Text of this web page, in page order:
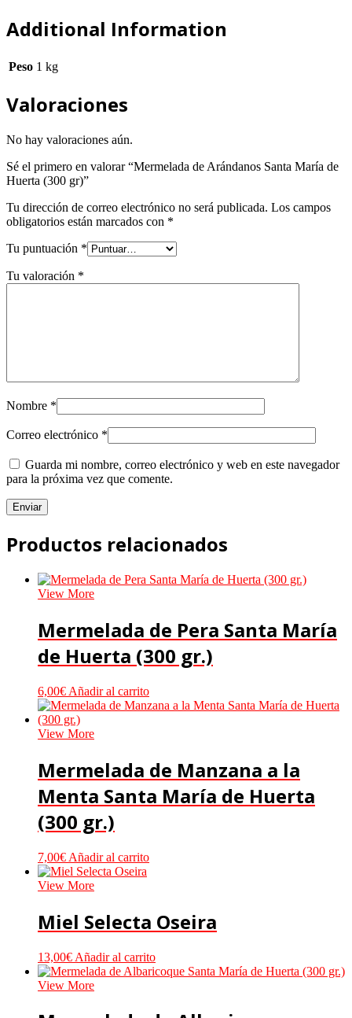
Additional Information
Peso 1 kg
Valoraciones
No hay valoraciones aún.
Sé el primero en valorar “Mermelada de Arándanos Santa María de
Huerta (300 gr)”
Tu dirección de correo electrónico no será publicada. Los campos
obligatorios están marcados con *
Tu puntuación *
Tu valoración *
Nombre *
Correo electrónico *
Guarda mi nombre, correo electrónico y web en este navegador
para la próxima vez que comente.
Productos relacionados
View More
Mermelada de Pera Santa María
de Huerta (300 gr.)
6,00€ Añadir al carrito
View More
Mermelada de Manzana a la
Menta Santa María de Huerta
(300 gr.)
7,00€ Añadir al carrito
View More
Miel Selecta Oseira
13,00€ Añadir al carrito
View More